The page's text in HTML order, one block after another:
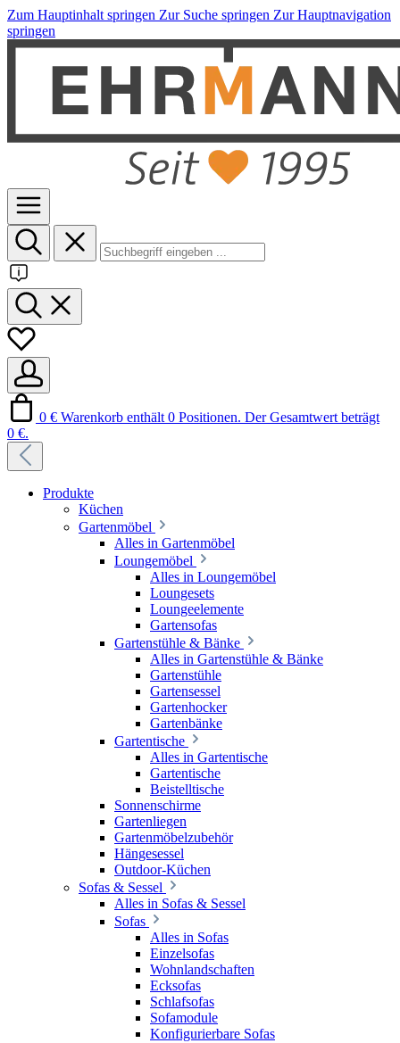
Zum Hauptinhalt springen Zur Suche springen Zur Hauptnavigation
springen
0 € Warenkorb enthält 0 Positionen. Der Gesamtwert beträgt
0 €.
Produkte
Küchen
Gartenmöbel
Alles in Gartenmöbel
Loungemöbel
Alles in Loungemöbel
Loungesets
Loungeelemente
Gartensofas
Gartenstühle & Bänke
Alles in Gartenstühle & Bänke
Gartenstühle
Gartensessel
Gartenhocker
Gartenbänke
Gartentische
Alles in Gartentische
Gartentische
Beistelltische
Sonnenschirme
Gartenliegen
Gartenmöbelzubehör
Hängesessel
Outdoor-Küchen
Sofas & Sessel
Alles in Sofas & Sessel
Sofas
Alles in Sofas
Einzelsofas
Wohnlandschaften
Ecksofas
Schlafsofas
Sofamodule
Konfigurierbare Sofas